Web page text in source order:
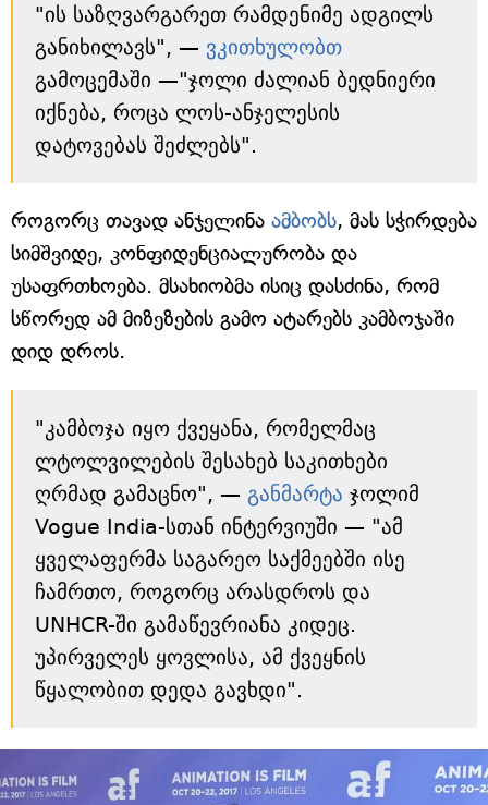
"ის საზღვარგარეთ რამდენიმე ადგილს
განიხილავს", — ვკითხულობთ
გამოცემაში —"ჯოლი ძალიან ბედნიერი
იქნება, როცა ლოს-ანჯელესის
დატოვებას შეძლებს".
როგორც თავად ანჯელინა ამბობს, მას სჭირდება
სიმშვიდე, კონფიდენციალურობა და
უსაფრთხოება. მსახიობმა ისიც დასძინა, რომ
სწორედ ამ მიზეზების გამო ატარებს კამბოჯაში
დიდ დროს.
"კამბოჯა იყო ქვეყანა, რომელმაც
ლტოლვილების შესახებ საკითხები
ღრმად გამაცნო", — განმარტა ჯოლიმ
Vogue India-სთან ინტერვიუში — "ამ
ყველაფერმა საგარეო საქმეებში ისე
ჩამრთო, როგორც არასდროს და
UNHCR-ში გამაწევრიანა კიდეც.
უპირველეს ყოვლისა, ამ ქვეყნის
წყალობით დედა გავხდი".